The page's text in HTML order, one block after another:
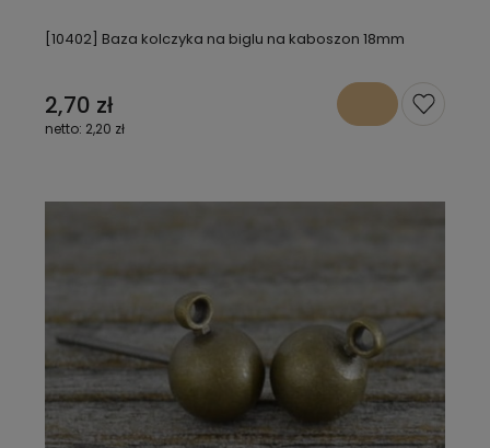
[10402] Baza kolczyka na biglu na kaboszon 18mm
2,70 zł
2,20 zł